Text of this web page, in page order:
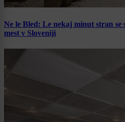
Ne le Bled: Le nekaj minut stran
mest v Sloveniji